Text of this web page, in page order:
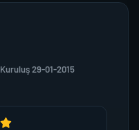
Kuruluş 29-01-2015